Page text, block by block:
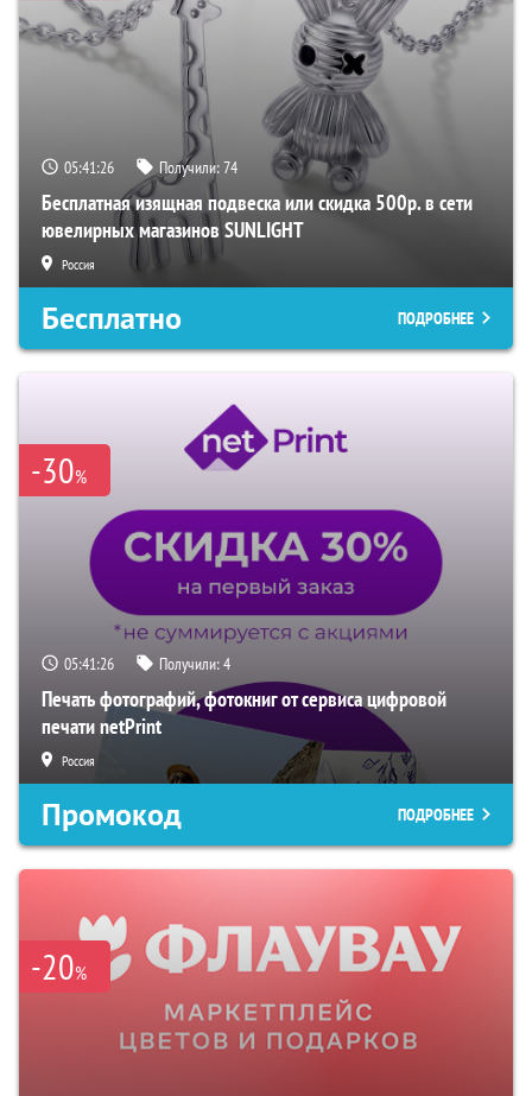
05:41:25 Получили:74
Бесплатная изящная подвеска или скидка 500р. в сети
ювелирных магазинов SUNLIGHT
Россия
Бесплатно ПОДРОБНЕЕ
-30%
05:41:25 Получили:4
Печать фотографий, фотокниг от сервиса цифровой
печати netPrint
Россия
Промокод ПОДРОБНЕЕ
-20%